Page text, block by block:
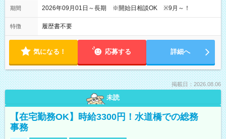
期間 2026年09月01日～長期 ※開始日相談OK ※9月～！
特徴 履歴書不要
気になる！ 応募する 詳細へ
掲載日：2026.08.06
未読
【在宅勤務OK】時給3300円！水道橋での総務
事務